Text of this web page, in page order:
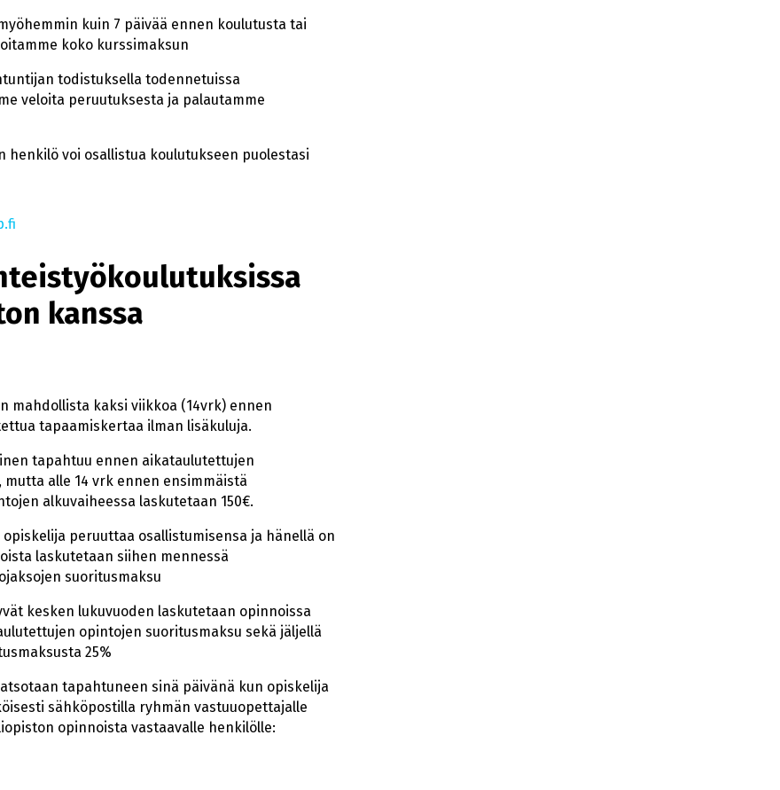
kuin 7 päivää ennen koulutusta tai
koko kurssimaksun
todistuksella todennetuissa
veloita peruutuksesta ja palautamme
henkilö voi osallistua koulutukseen puolestasi
kanssa
mahdollista kaksi viikkoa (14vrk) ennen
tapaamiskertaa ilman lisäkuluja.
tapahtuu ennen aikataulutettujen
alle 14 vrk ennen ensimmäistä
alkuvaiheessa laskutetaan 150€.
peruuttaa osallistumisensa ja hänellä on
laskutetaan siihen mennessä
suoritusmaksu
kesken lukuvuoden laskutetaan opinnoissa
opintojen suoritusmaksu sekä jäljellä
25%
tapahtuneen sinä päivänä kun opiskelija
sähköpostilla ryhmän vastuuopettajalle
opinnoista vastaavalle henkilölle: